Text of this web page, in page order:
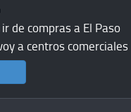
de compras a El Paso
a centros comerciales